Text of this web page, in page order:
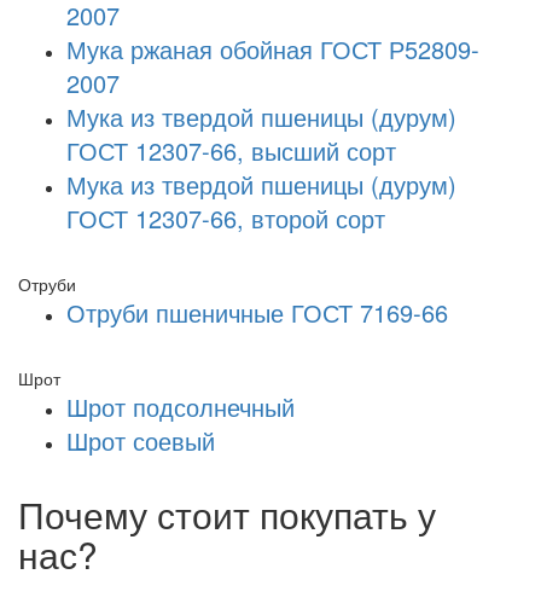
2007
Мука ржаная обойная ГОСТ Р52809-
2007
Мука из твердой пшеницы (дурум)
ГОСТ 12307-66, высший сорт
Мука из твердой пшеницы (дурум)
ГОСТ 12307-66, второй сорт
Отруби
Отруби пшеничные ГОСТ 7169-66
Шрот
Шрот подсолнечный
Шрот соевый
Почему стоит покупать у
нас?